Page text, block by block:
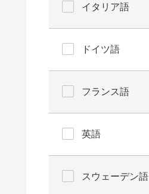
イタリア語
ドイツ語
フランス語
英語
スウェーデン語